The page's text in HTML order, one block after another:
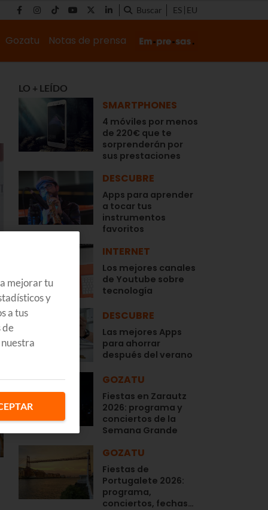
Buscar ES EU
Gozatu Notas de prensa
LO + LEÍDO
SMARTPHONES
4 móviles por menos
de 220€ que te
sorprenderán por
sus prestaciones
DESCUBRE
Apps para aprender
a tocar tus
instrumentos
favoritos
INTERNET
Los mejores canales
de Youtube sobre
tecnología
DESCUBRE
Las mejores Apps
para ahorrar
después del verano
GOZATU
Fiestas en Zarautz
2026: programa y
conciertos de la
Semana Grande
GOZATU
Fiestas de
Portugalete 2026:
programa,
conciertos, fechas…
mejorar tu
y
a tus
de